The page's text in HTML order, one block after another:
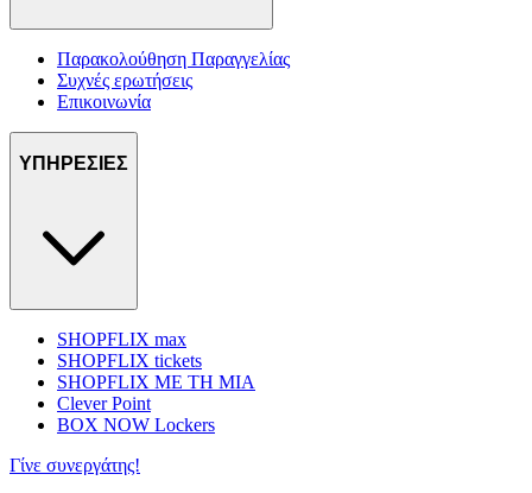
Παρακολούθηση Παραγγελίας
Συχνές ερωτήσεις
Επικοινωνία
ΥΠΗΡΕΣΙΕΣ
SHOPFLIX max
SHOPFLIX tickets
SHOPFLIX ΜΕ ΤΗ ΜΙΑ
Clever Point
BOX NOW Lockers
Γίνε συνεργάτης!